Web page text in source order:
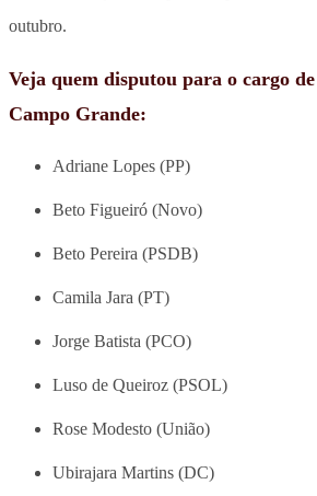
outubro.
Veja quem disputou para o cargo
Campo Grande:
Adriane Lopes (PP)
Beto Figueiró (Novo)
Beto Pereira (PSDB)
Camila Jara (PT)
Jorge Batista (PCO)
Luso de Queiroz (PSOL)
Rose Modesto (União)
Ubirajara Martins (DC)